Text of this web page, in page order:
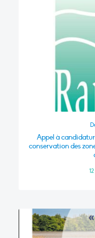
Appel à
conservation des